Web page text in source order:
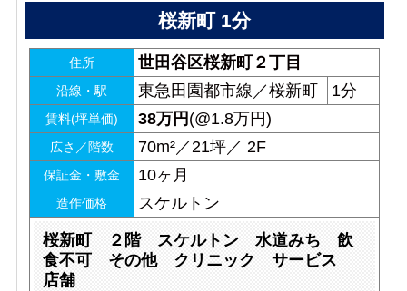
桜新町 1分
住所 世田谷区桜新町２丁目
沿線・駅 東急田園都市線／桜新町 1分
賃料(坪単価) 38万円 (@1.8万円)
広さ／階数 70m²／21坪／ 2F
保証金・敷金 10ヶ月
造作価格 スケルトン
桜新町 ２階 スケルトン 水道みち 飲
食不可 その他 クリニック サービス
店舗